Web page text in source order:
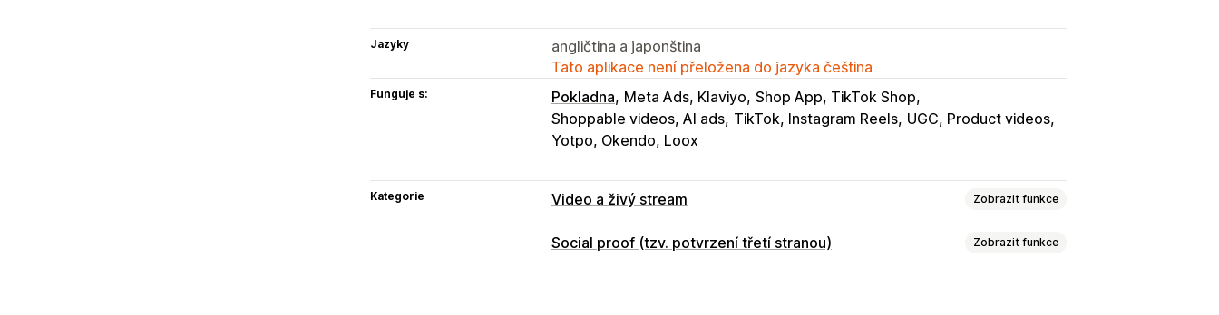
Jazyky
angličtina a japonština
Tato aplikace není přeložena do jazyka čeština
Funguje s: Pokladna Meta Ads, Klaviyo Shop App, TikTok Shop
Shoppable videos, AI ads TikTok, Instagram Reels UGC, Product videos
Yotpo, Okendo, Loox
Kategorie Video a živý stream Zobrazit funkce
Správa videí
Social proof (tzv. potvrzení třetí stranou) Zobrazit funkce